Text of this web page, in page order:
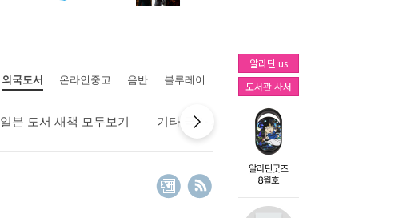
알라딘 us
도서관 사서
외국도서 온라인중고 음반 블루레이
일본 도서 새책 모두보기 기타 국가 새책 모두보기